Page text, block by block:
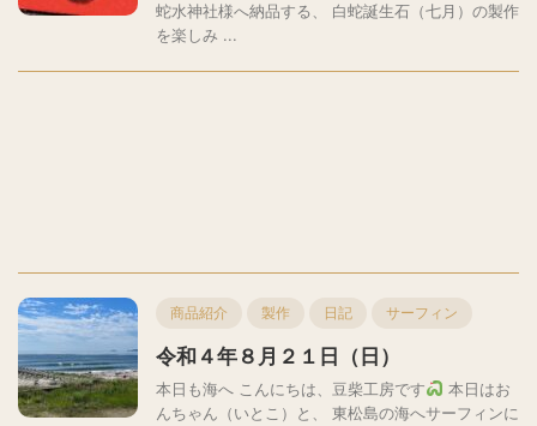
蛇水神社様へ納品する、 白蛇誕生石（七月）の製作
を楽しみ ...
商品紹介 製作 日記 サーフィン
令和４年８月２１日（日）
本日も海へ こんにちは、豆柴工房です
本日はお
んちゃん（いとこ）と、 東松島の海へサーフィンに